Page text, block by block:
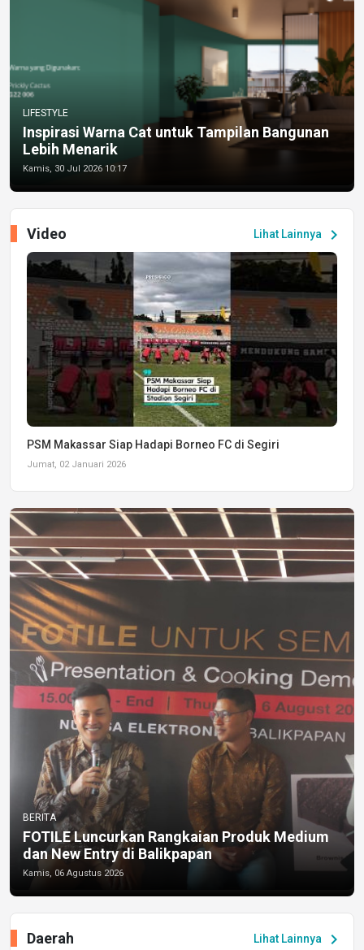
LIFESTYLE
Inspirasi Warna Cat untuk Tampilan Bangunan
Lebih Menarik
Kamis, 30 Jul 2026 10:17
Lihat Lainnya chevron_right
Video
PSM Makassar Siap Hadapi Borneo FC di Segiri
Jumat, 02 Januari 2026
BERITA
FOTILE Luncurkan Rangkaian Produk Medium
dan New Entry di Balikpapan
Kamis, 06 Agustus 2026
Lihat Lainnya chevron_right
Daerah